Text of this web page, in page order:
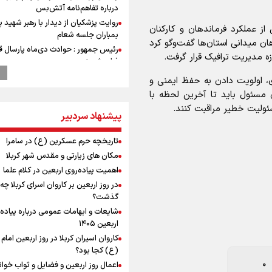
عملکرد فرماندهان و کارکنان
میدانی استان‌ها گفت‌و‌گو کرد
مدیریت ترافیک قرار گرفت.
اولویت دادن به حفظ ایمنی و
باید تا آخرین لحظه با
خطیر مراقبت کنند.
درباره تفاهم‌نامه آتش‌بس
روایت پزشکیان از دیدار با رهبر
بمباران جلسه شعام
رئیس جمهور : حوادث دی‌ماه پارسال
فراموشی نیست
پایانه اتوبوسرانی و ریل باس رایگان
و انتقالات تابستانی؛ تجربه دیروز برای
به امروز
بازگشت روان زوار اربعین از مرز شلمچه
اردوی تیم ملی پاراتکواندو دختران
عملیات تجهیز کتابخانه روستای هدف
گردشگری ریاب به پایان رسید
ترس نتانیاهو از ترور
پزشکیان: فلسطین هرگز از اولویت
خارجی ایران خارج نخواهد شد/ از هر
رهبران فلسطینی در روند مذاکرات
می‌کنیم
ارتش صهیونیستی زمین‌های
پیشنهاد سردبیر
تاریخچه حرم عسکرین (ع) در سامرا
مکان های زیارتی و مقدس شهر کربلا
اهمیت پیاده‌روی اربعین در کلام علما
در روز اربعین بر کاروان اسرای کربلا چه
گذشت؟
شایعات و ابهامات عمومی درباره
اربعین ۱۴۰۵
کاروان اسیران کربلا در روز اربعین
(ع) کجا بود؟
اعمال روز اربعین و فضایل و ثواب